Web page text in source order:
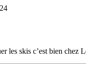
les skis c’est bien chez